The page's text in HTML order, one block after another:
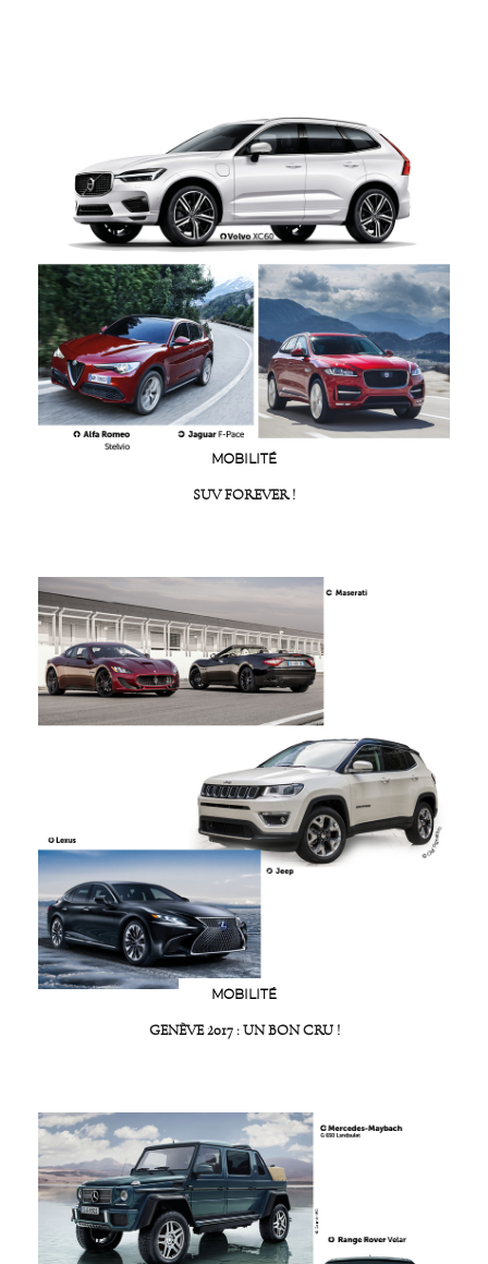
MOBILITÉ
SUV FOREVER !
MOBILITÉ
GENÈVE 2017 : UN BON CRU !